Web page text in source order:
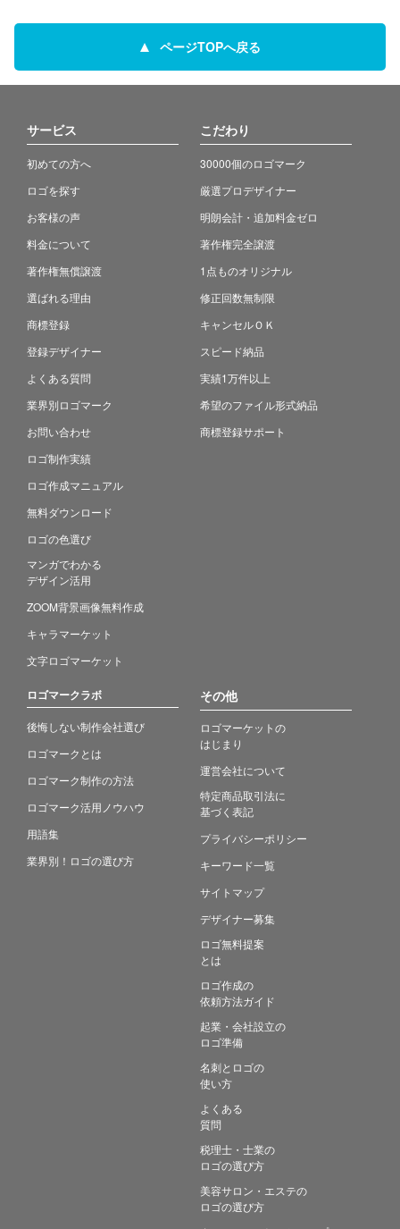
ページTOPへ戻る
サービス
初めての方へ
ロゴを探す
お客様の声
料金について
著作権無償譲渡
選ばれる理由
商標登録
登録デザイナー
よくある質問
業界別ロゴマーク
お問い合わせ
ロゴ制作実績
ロゴ作成マニュアル
無料ダウンロード
ロゴの色選び
マンガでわかる
デザイン活用
ZOOM背景画像無料作成
キャラマーケット
文字ロゴマーケット
こだわり
30000個のロゴマーク
厳選プロデザイナー
明朗会計・追加料金ゼロ
著作権完全譲渡
1点ものオリジナル
修正回数無制限
キャンセルＯＫ
スピード納品
実績1万件以上
希望のファイル形式納品
商標登録サポート
ロゴマークラボ
後悔しない制作会社選び
ロゴマークとは
ロゴマーク制作の方法
ロゴマーク活用ノウハウ
用語集
業界別！ロゴの選び方
その他
ロゴマーケットの
はじまり
運営会社について
特定商品取引法に
基づく表記
プライバシーポリシー
キーワード一覧
サイトマップ
デザイナー募集
ロゴ無料提案
とは
ロゴ作成の
依頼方法ガイド
起業・会社設立の
ロゴ準備
名刺とロゴの
使い方
よくある
質問
税理士・士業の
ロゴの選び方
美容サロン・エステの
ロゴの選び方